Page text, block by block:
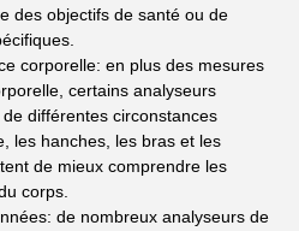
des objectifs de santé ou de
corporelle: en plus des mesures
certains analyseurs
différentes circonstances
les hanches, les bras et les
de mieux comprendre les
corps.
de nombreux analyseurs de